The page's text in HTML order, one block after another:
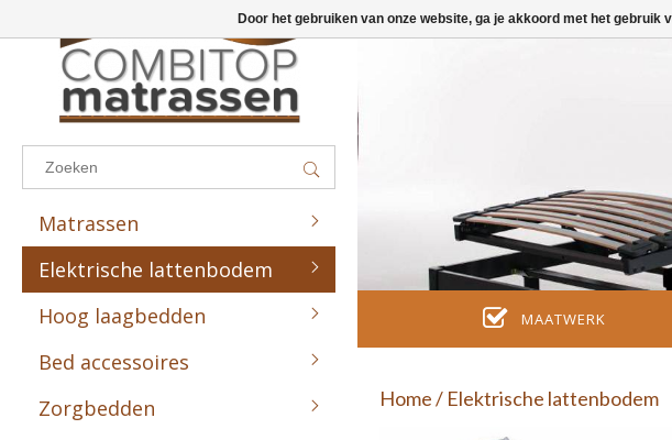
Results found(0)
BEKIJK ALLE RESULTATEN
GA TERUG
Matrassen
Combitop Sport Line
Combitop Preventie Line
Combitop Comfort Line
Combitop Zorg Line
Elektrische lattenbodem
Hoog laagbedden
Bed accessoires
Zorgbedden
MAATWERK
Home/ Elektrische lattenbodem
Door het gebruiken van onze website, ga je akkoord met het gebruik